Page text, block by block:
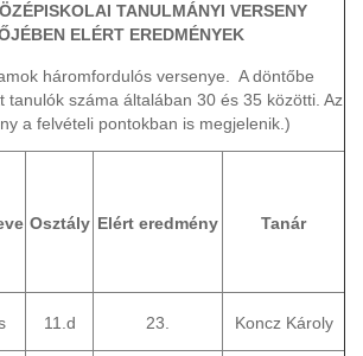
TANULMÁNYI VERSENY
ELÉRT EREDMÉNYEK
háromfordulós versenye. A döntőbe
tanulók száma általában 30 és 35 közötti. Az
a felvételi pontokban is megjelenik.)
Osztály Elért eredmény Tanár
11.d 23. Koncz Károly